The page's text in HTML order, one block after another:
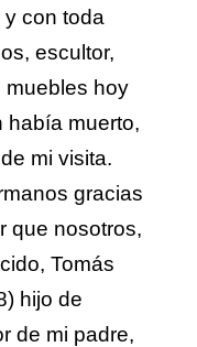
con toda
escultor,
muebles hoy
había muerto,
mi visita.
gracias
que nosotros,
Tomás
hijo de
de mi padre,